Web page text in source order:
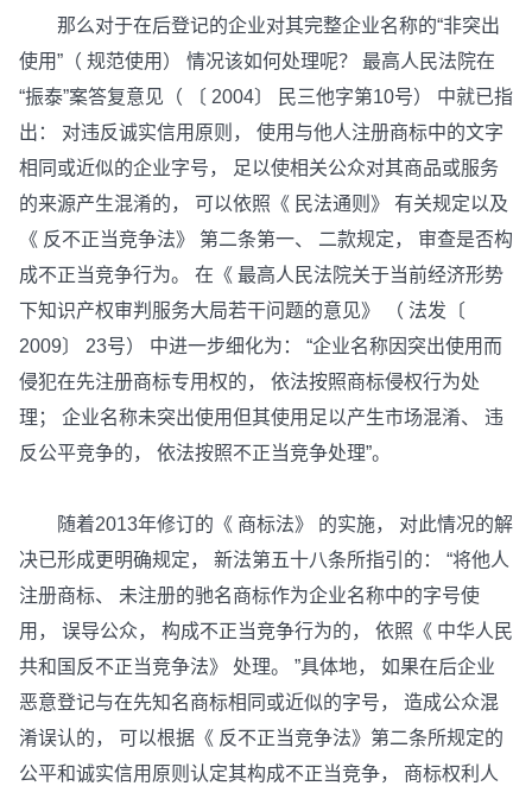
那么对于在后登记的企业对其完整企业名称的“非突出
使用”（ 规范使用） 情况该如何处理呢？ 最高人民法院在
“振泰”案答复意见（ 〔 2004〕 民三他字第10号） 中就已指
出： 对违反诚实信用原则， 使用与他人注册商标中的文字
相同或近似的企业字号， 足以使相关公众对其商品或服务
的来源产生混淆的， 可以依照《 民法通则》 有关规定以及
《 反不正当竞争法》 第二条第一、 二款规定， 审查是否构
成不正当竞争行为。 在《 最高人民法院关于当前经济形势
下知识产权审判服务大局若干问题的意见》 （ 法发〔
2009〕 23号） 中进一步细化为： “企业名称因突出使用而
侵犯在先注册商标专用权的， 依法按照商标侵权行为处
理； 企业名称未突出使用但其使用足以产生市场混淆、 违
反公平竞争的， 依法按照不正当竞争处理”。
随着2013年修订的《 商标法》 的实施， 对此情况的解
决已形成更明确规定， 新法第五十八条所指引的： “将他人
注册商标、 未注册的驰名商标作为企业名称中的字号使
用， 误导公众， 构成不正当竞争行为的， 依照《 中华人民
共和国反不正当竞争法》 处理。 ”具体地， 如果在后企业
恶意登记与在先知名商标相同或近似的字号， 造成公众混
淆误认的， 可以根据《 反不正当竞争法》第二条所规定的
公平和诚实信用原则认定其构成不正当竞争， 商标权利人